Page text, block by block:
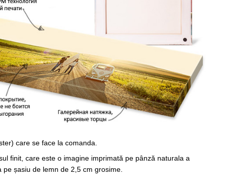
care se face la comanda.
finit, care este o imagine imprimată pe pânză naturala a
șasiu de lemn de 2,5 cm grosime.